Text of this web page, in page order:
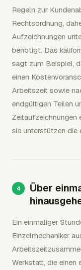
Regeln zur
Rechtsordnung,
Aufzeichnungen
benötigt. Das
sagt zum Beispiel,
einen
Arbeitszeit sowie
endgültigen Teilen
Zeitaufzeichnungen
sie unterstützen die
Über
Ein einmaliger
Einzelmechaniker
Werkstatt, die einen